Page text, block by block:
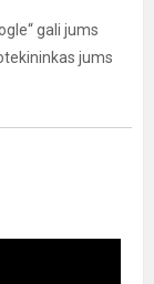
gali jums
jums